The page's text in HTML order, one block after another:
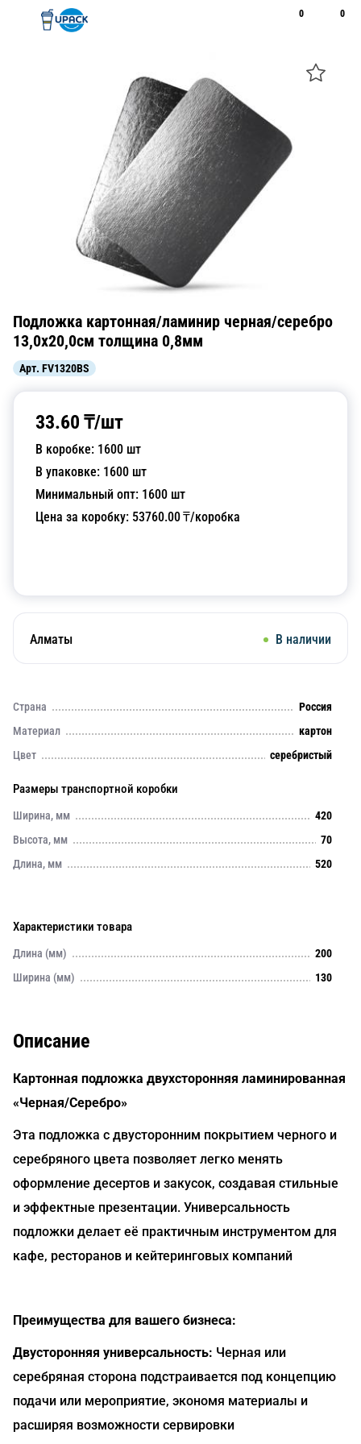
0 0
Подложка картонная/ламинир черная/серебро
13,0х20,0см толщина 0,8мм
Арт. FV1320BS
33.60 ₸/шт
В коробке: 1600 шт
В упаковке: 1600 шт
Минимальный опт: 1600 шт
Цена за коробку: 53760.00₸/коробка
Алматы В наличии
Страна
Россия
Материал
картон
Цвет
серебристый
Размеры транспортной коробки
Ширина, мм
420
Высота, мм
70
Длина, мм
520
Характеристики товара
Длина (мм)
200
Ширина (мм)
130
Описание
Картонная подложка двухсторонняя ламинированная
«Черная/Серебро»
Эта подложка с двусторонним покрытием черного и
серебряного цвета позволяет легко менять
оформление десертов и закусок, создавая стильные
и эффектные презентации. Универсальность
подложки делает её практичным инструментом для
кафе, ресторанов и кейтеринговых компаний
Преимущества для вашего бизнеса:
Двусторонняя универсальность: Черная или
серебряная сторона подстраивается под концепцию
подачи или мероприятие, экономя материалы и
расширяя возможности сервировки